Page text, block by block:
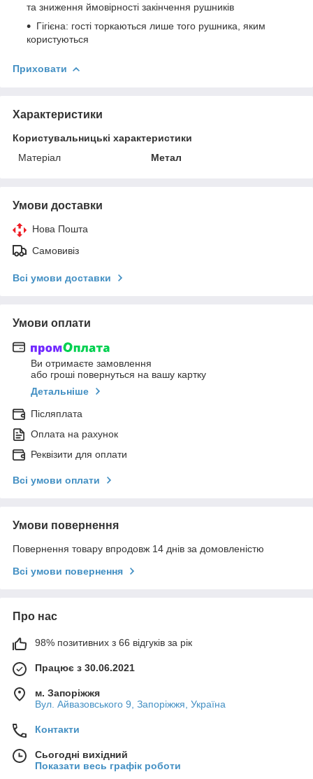
та зниження ймовірності закінчення рушників
Гігієна: гості торкаються лише того рушника, яким
користуються
Приховати
Характеристики
Користувальницькі характеристики
Матеріал
Метал
Умови доставки
Нова Пошта
Самовивіз
Всі умови доставки
Умови оплати
Ви отримаєте замовлення
або гроші повернуться на вашу картку
Детальніше
Післяплата
Оплата на рахунок
Реквізити для оплати
Всі умови оплати
Умови повернення
Повернення товару впродовж 14 днів за домовленістю
Всі умови повернення
Про нас
98% позитивних з 66 відгуків за рік
Працює з 30.06.2021
м. Запоріжжя
Вул. Айвазовського 9, Запоріжжя, Україна
Контакти
Сьогодні вихідний
Показати весь графік роботи